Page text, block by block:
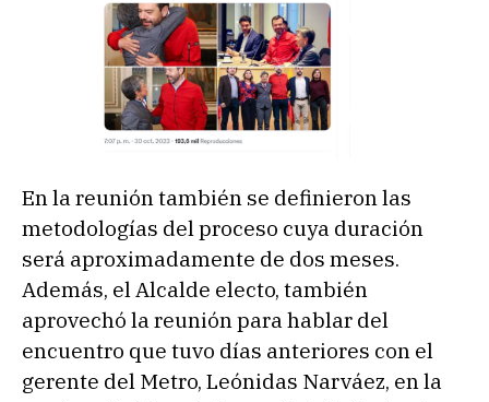
En la reunión también se definieron las
metodologías del proceso cuya duración
será aproximadamente de dos meses.
Además, el Alcalde electo, también
aprovechó la reunión para hablar del
encuentro que tuvo días anteriores con el
gerente del Metro, Leónidas Narváez, en la